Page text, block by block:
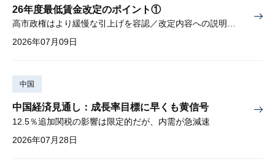
26年度最低賃金改定のポイント①
高市政権はより緩慢な引上げを容認／改定内容への説明責任が焦点
2026年07月09日
中国
中国経済見通し：成長率目標に早くも黄信号
12.5％追加関税の影響は限定的だが、内需が急減速
2026年07月28日